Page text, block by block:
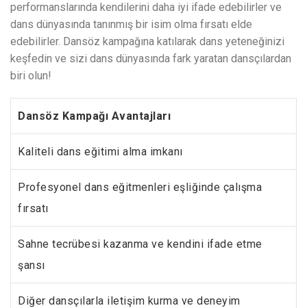
performanslarında kendilerini daha iyi ifade edebilirler ve
dans dünyasında tanınmış bir isim olma fırsatı elde
edebilirler. Dansöz kampağına katılarak dans yeteneğinizi
keşfedin ve sizi dans dünyasında fark yaratan dansçılardan
biri olun!
Dansöz Kampağı Avantajları
Kaliteli dans eğitimi alma imkanı
Profesyonel dans eğitmenleri eşliğinde çalışma
fırsatı
Sahne tecrübesi kazanma ve kendini ifade etme
şansı
Diğer dansçılarla iletişim kurma ve deneyim